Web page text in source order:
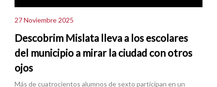
27 Noviembre 2025
Descobrim Mislata lleva a los escolares
del municipio a mirar la ciudad con otros
ojos
Más de cuatrocientos alumnos de sexto participan en un